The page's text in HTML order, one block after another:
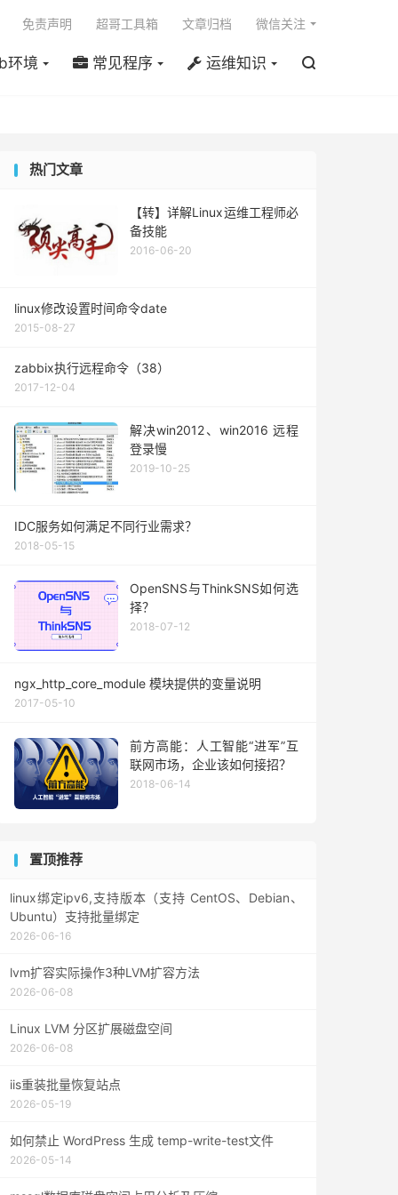
环境 常见程序 运维知识 
免责声明 超哥工具箱 文章归档 微信关注
热门文章
【转】详解Linux运维工程师必
备技能
2016-06-20
linux修改设置时间命令date
2015-08-27
zabbix执行远程命令（38）
2017-12-04
解决win2012、win2016 远程
登录慢
2019-10-25
IDC服务如何满足不同行业需求？
2018-05-15
OpenSNS与ThinkSNS如何选
择？
2018-07-12
ngx_http_core_module 模块提供的变量说明
2017-05-10
前方高能：人工智能“进军”互
联网市场，企业该如何接招？
2018-06-14
置顶推荐
linux绑定ipv6,支持版本（支持 CentOS、Debian、
Ubuntu）支持批量绑定
2026-06-16
lvm扩容实际操作3种LVM扩容方法
2026-06-08
Linux LVM 分区扩展磁盘空间
2026-06-08
iis重装批量恢复站点
2026-05-19
如何禁止 WordPress 生成 temp-write-test文件
2026-05-14